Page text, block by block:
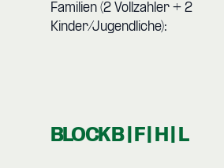
Familien (2 Vollzahler + 2
Kinder/Jugendliche):
BLOCK B | F | H | L